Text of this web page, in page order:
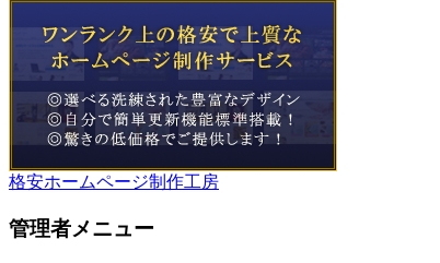
格安ホームページ制作工房
管理者メニュー